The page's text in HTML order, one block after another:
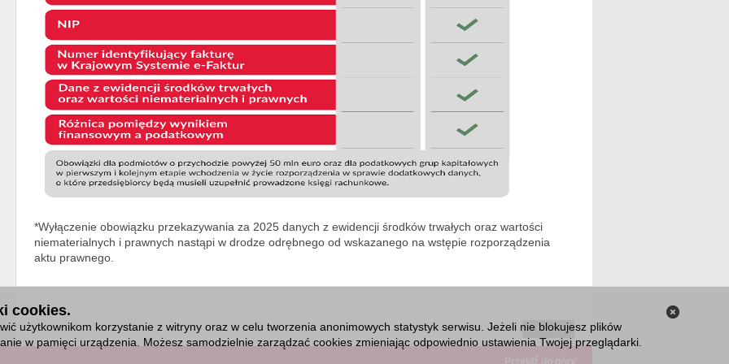
*Wyłączenie obowiązku przekazywania za 2025 danych z ewidencji środków trwałych oraz wartości
niematerialnych i prawnych nastąpi w drodze odrębnego od wskazanego na wstępie rozporządzenia
aktu prawnego.
« Powrót
Przejdź do góry
Zamknij
cookies.
użytkownikom korzystanie z witryny oraz w celu tworzenia anonimowych statystyk serwisu. Jeżeli nie blokujesz plików
w pamięci urządzenia. Możesz samodzielnie zarządzać cookies zmieniając odpowiednio ustawienia Twojej przeglądarki.